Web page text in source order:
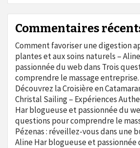
Commentaires
Comment favoriser une digestion
plantes et aux soins naturels –
passionnée du webdans Trois
comprendre le massage entreprise.
Découvrez la Croisière en
Christal Sailing – Expériences
Har blogueuse et passionnée du
questions pour comprendre le
Pézenas : réveillez-vous dans une
Aline Har blogueuse et passionnée